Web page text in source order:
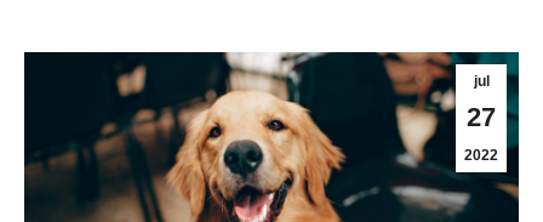
jul
27
2022